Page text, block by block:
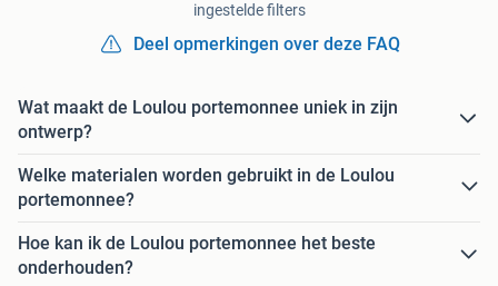
ingestelde filters
Deel opmerkingen over deze FAQ
Wat maakt de Loulou portemonnee uniek in zijn
ontwerp?
Welke materialen worden gebruikt in de Loulou
portemonnee?
Hoe kan ik de Loulou portemonnee het beste
onderhouden?